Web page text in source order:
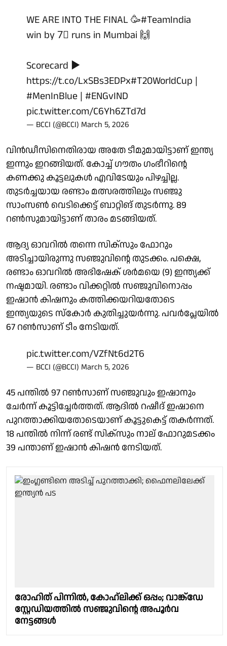
WE ARE INTO THE FINAL 🥳#TeamIndia
win by 7⃣ runs in Mumbai 🙌
Scorecard ▶️
https://t.co/LxSBs3EDPx#T20WorldCup |
#MenInBlue | #ENGvIND
pic.twitter.com/C6Yh6ZTd7d
— BCCI (@BCCI) March 5, 2026
വിന്‍ഡീസിനെതിരായ അതേ ടീമുമായിട്ടാണ് ഇന്ത്യ
ഇന്നും ഇറങ്ങിയത്. കോച്ച് ഗൗതം ഗംഭീറിന്റെ
കണക്കു കൂട്ടലുകള്‍ എവിടേയും പിഴച്ചില്ല.
തുടര്‍ച്ചയായ രണ്ടാം മത്സരത്തിലും സഞ്ജു
സാംസണ്‍ വെടിക്കെട്ട് ബാറ്റിങ് തുടര്‍ന്നു. 89
റണ്‍സുമായിട്ടാണ് താരം മടങ്ങിയത്.
ആദ്യ ഓവറില്‍ തന്നെ സിക്‌സും ഫോറും
അടിച്ചായിരുന്നു സഞ്ജുവിന്റെ തുടക്കം. പക്ഷെ,
രണ്ടാം ഓവറില്‍ അഭിഷേക് ശര്‍മയെ (9) ഇന്ത്യക്ക്
നഷ്ടമായി. രണ്ടാം വിക്കറ്റില്‍ സഞ്ജുവിനൊപ്പം
ഇഷാന്‍ കിഷനും കത്തിക്കയറിയതോടെ
ഇന്ത്യയുടെ സ്‌കോര്‍ കുതിച്ചുയര്‍ന്നു. പവര്‍പ്ലേയില്‍
67 റണ്‍സാണ് ടീം നേടിയത്.
pic.twitter.com/VZfNt6d2T6
— BCCI (@BCCI) March 5, 2026
45 പന്തില്‍ 97 റണ്‍സാണ് സഞ്ജുവും ഇഷാനും
ചേര്‍ന്ന് കൂട്ടിച്ചേര്‍ത്തത്. ആദില്‍ റഷീദ് ഇഷാനെ
പുറത്താക്കിയതോടെയാണ് കൂട്ടുകെട്ട് തകര്‍ന്നത്.
18 പന്തില്‍ നിന്ന് രണ്ട് സിക്സും നാല് ഫോറുമടക്കം
39 പന്താണ് ഇഷാന്‍ കിഷന്‍ നേടിയത്.
രോഹിത് പിന്നിൽ, കോഹ്‌ലിക്ക് ഒപ്പം; വാങ്ക്‌ഡേ
സ്റ്റേഡിയത്തില്‍ സഞ്ജുവിൻ്റെ അപൂര്‍വ
നേട്ടങ്ങള്‍